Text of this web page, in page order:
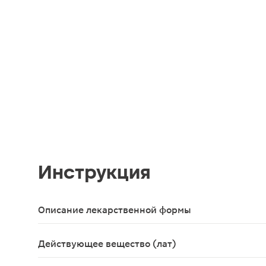
Инструкция
Описание лекарственной формы
Действующее вещество (лат)